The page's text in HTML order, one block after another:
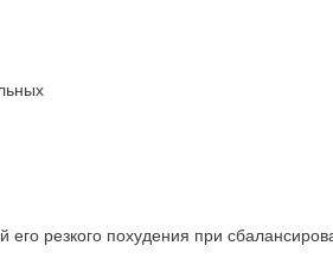
резкого похудения при